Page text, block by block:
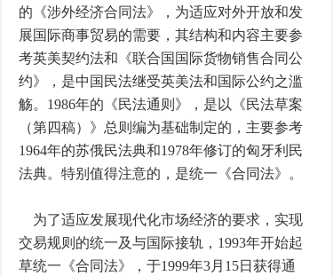
的《涉外经济合同法》，为适应对外开放和发
展国际商事贸易的需要，其结构和内容主要参
考英美契约法和《联合国国际货物销售合同公
约》，是中国民法继受英美法和国际公约之滥
觞。1986年的《民法通则》，是以《民法草案
（第四稿）》总则编为基础制定的，主要参考
1964年的苏俄民法典和1978年修订的匈牙利民
法典。特别值得注意的，是统一《合同法》。
为了适应发展现代化市场经济的要求，实现
交易规则的统一及与国际接轨，1993年开始起
草统一《合同法》，于1999年3月15日获得通